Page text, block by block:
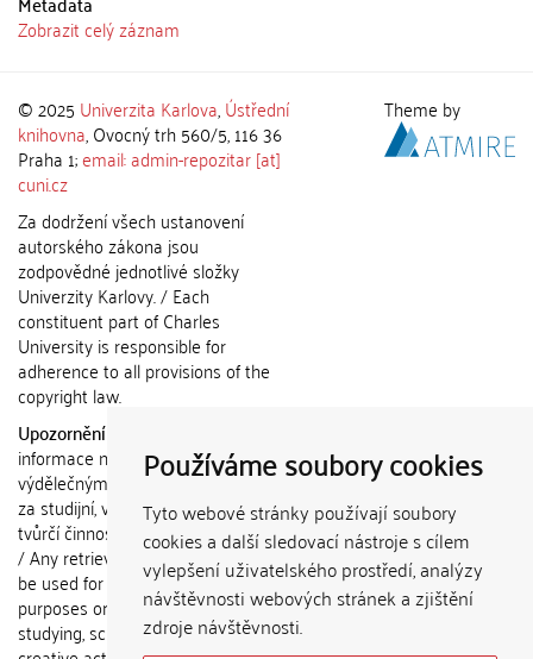
Používáme soubory cookies
Tyto webové stránky používají soubory
cookies a další sledovací nástroje s cílem
vylepšení uživatelského prostředí, analýzy
návštěvnosti webových stránek a zjištění
zdroje návštěvnosti.
Zobrazit celý záznam
© 2025 Univerzita Karlova,Ústřední
knihovna, Ovocný trh 560/5, 116 36
Praha 1;email: admin-repozitar [at]
cuni.cz
Za dodržení všech ustanovení
autorského zákona jsou
zodpovědné jednotlivé složky
Univerzity Karlovy. / Each
constituent part of Charles
University is responsible for
adherence to all provisions of the
copyright law.
Upozornění / Notice:
informace nemohou být použity k
výdělečným účelům nebo vydávány
za studijní, vědeckou nebo jinou
tvůrčí činnost jiné osoby než autora.
/ Any retrieved information shall not
be used for any commercial
purposes or claimed as results of
studying, scientific or any other
Theme by